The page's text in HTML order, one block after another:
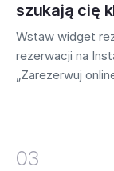
szukają cię
Wstaw widget
rezerwacji na
„Zarezerwuj
03